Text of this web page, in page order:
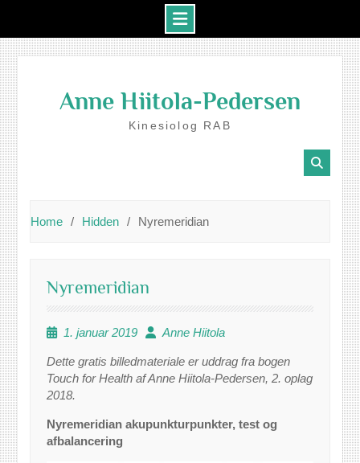
contentAnne Hiitola-Pedersen
Kinesiolog RAB
Home Hidden Nyremeridian
Nyremeridian
1. januar 2019 Anne Hiitola
Dette gratis billedmateriale er uddrag fra bogen
Touch for Health af Anne Hiitola-Pedersen, 2. oplag
2018.
Nyremeridian akupunkturpunkter, test og
afbalancering